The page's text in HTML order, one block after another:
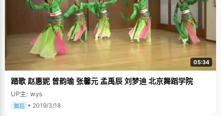
05:34
踏歌 赵惠妮 曾韵瑜 张馨元 孟禹辰 刘梦迪 北京舞蹈学院
UP主: wys
舞蹈 • 2019/3/18